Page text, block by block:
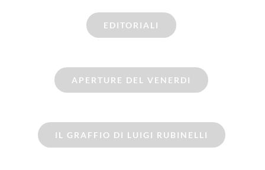
EDITORIALI
APERTURE DEL VENERDI
IL GRAFFIO DI LUIGI RUBINELLI